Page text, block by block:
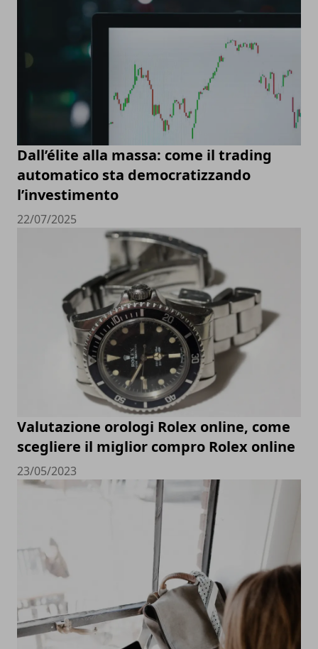
Dall’élite alla massa: come il trading
automatico sta democratizzando
l’investimento
22/07/2025
Valutazione orologi Rolex online, come
scegliere il miglior compro Rolex online
23/05/2023